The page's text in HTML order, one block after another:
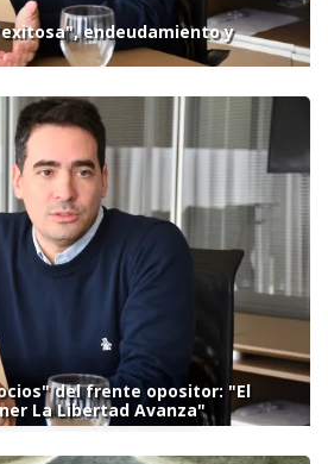
endeudamiento y
del frente opositor: "El
La Libertad Avanza"